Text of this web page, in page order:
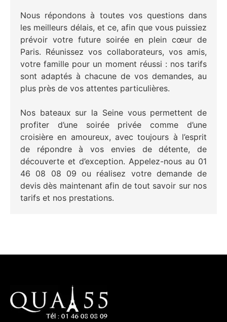
Nous répondons à toutes vos questions dans
les meilleurs délais, et ce, afin que vous puissiez
prévoir votre future soirée en plein cœur de
Paris. Réunissez vos collaborateurs, vos amis,
votre famille pour un moment réussi : nos tarifs
sont adaptés à chacune de vos demandes, au
plus près de vos attentes particulières.
Nos bateaux sur la Seine vous permettent de
profiter d’une soirée privée comme d’une
croisière en amoureux, avec toujours à l’esprit
de répondre à vos envies de détente, de
découverte et d’exception. Appelez-nous au 01
46 08 08 09 ou réalisez votre demande de
devis dès maintenant afin de tout savoir sur nos
tarifs et nos prestations.